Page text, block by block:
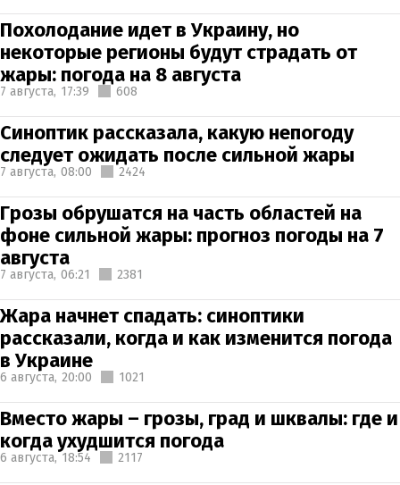
Похолодание идет в Украину, но
некоторые регионы будут страдать от
жары: погода на 8 августа
7 августа, 17:39 608
Синоптик рассказала, какую непогоду
следует ожидать после сильной жары
7 августа, 08:00 2424
Грозы обрушатся на часть областей на
фоне сильной жары: прогноз погоды на 7
августа
7 августа, 06:21 2381
Жара начнет спадать: синоптики
рассказали, когда и как изменится погода
в Украине
6 августа, 20:00 1021
Вместо жары – грозы, град и шквалы: где и
когда ухудшится погода
6 августа, 18:54 2117